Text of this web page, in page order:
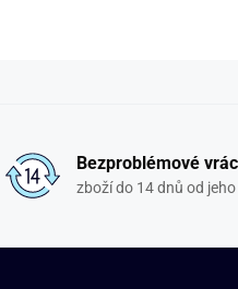
Bezproblémové
zboží do 14 dnů od